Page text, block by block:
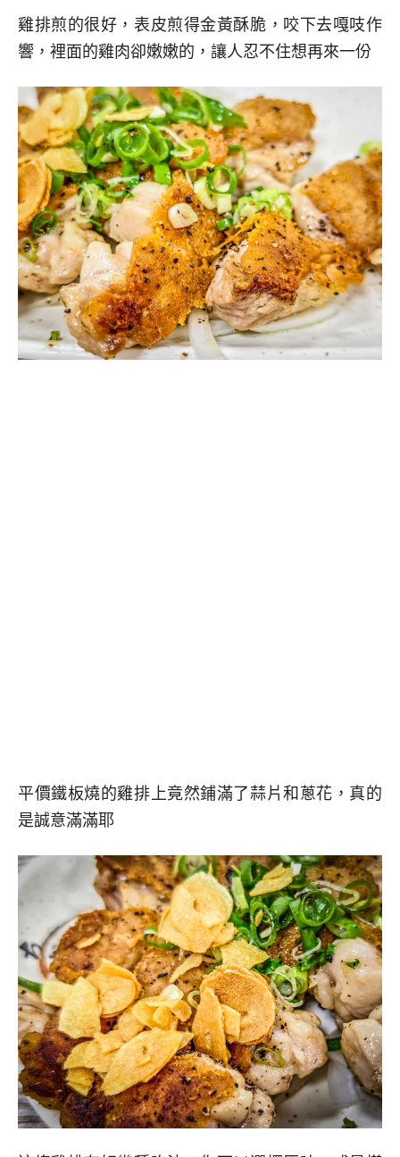
雞排煎的很好，表皮煎得金黃酥脆，咬下去嘎吱作
響，裡面的雞肉卻嫩嫩的，讓人忍不住想再來一份
平價鐵板燒的雞排上竟然鋪滿了蒜片和蔥花，真的
是誠意滿滿耶